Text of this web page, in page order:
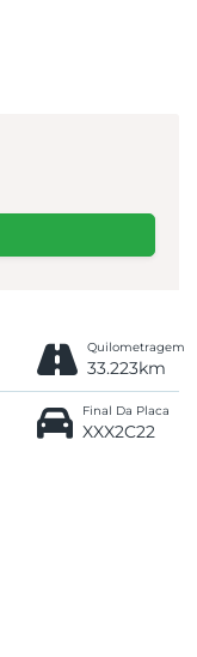
Quilometragem
33.223km
Final Da Placa
XXX2C22